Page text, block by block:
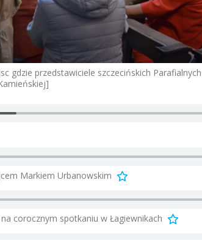
gdzie przedstawiciele szczecińskich
Markiem Urbanowskim
corocznym spotkaniu w Łagiewnikach